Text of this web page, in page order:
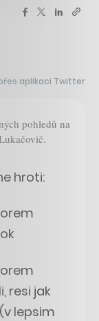
aplikaci Twitter
pohledů na
hroti:
resi jak
lepsim